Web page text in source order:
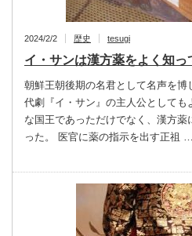
2024/2/2 歴史 tesugi
イ・サンは漢方薬をよく知っ
朝鮮王朝後期の名君として名声を
代劇『イ・サン』の主人公としても
な国王であっただけでなく、漢方
った。 医官に薬の指示を出す正祖 …